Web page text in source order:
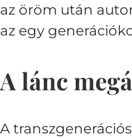
az öröm után
az egy
A lánc
A